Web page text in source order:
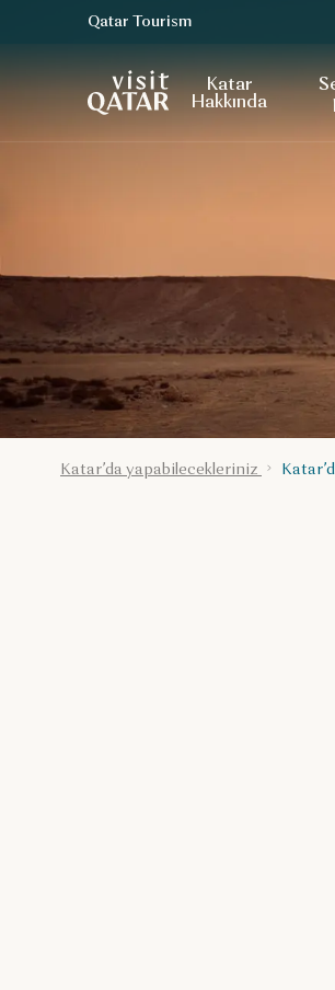
VisitQatar Ana Sayfası
Qatar Tourism
Katar
Hakkında
Katar’da yapabilecekleriniz